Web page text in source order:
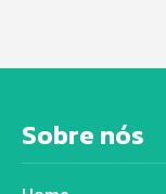
Sobre nós